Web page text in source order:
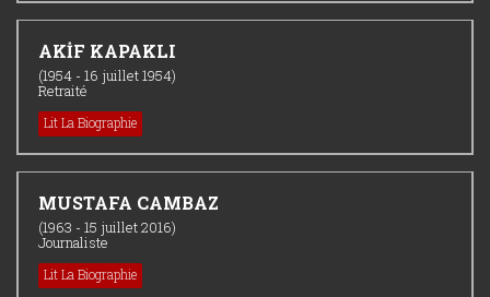
AKİF KAPAKLI
(1954 - 16 juillet 1954)
Retraité
Lit La Biographie
MUSTAFA CAMBAZ
(1963 - 15 juillet 2016)
Journaliste
Lit La Biographie